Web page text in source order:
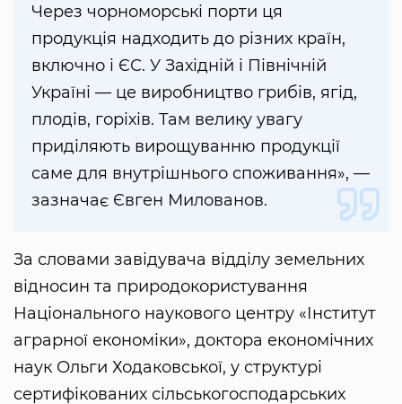
Через чорноморські порти ця
продукція надходить до різних країн,
включно і ЄС. У Західній і Північній
Україні — це виробництво грибів, ягід,
плодів, горіхів. Там велику увагу
приділяють вирощуванню продукції
саме для внутрішнього споживання», —
зазначає Євген Милованов.
За словами завідувача відділу земельних
відносин та природокористування
Національного наукового центру «Інститут
аграрної економіки», доктора економічних
наук Ольги Ходаковської, у структурі
сертифікованих сільськогосподарських